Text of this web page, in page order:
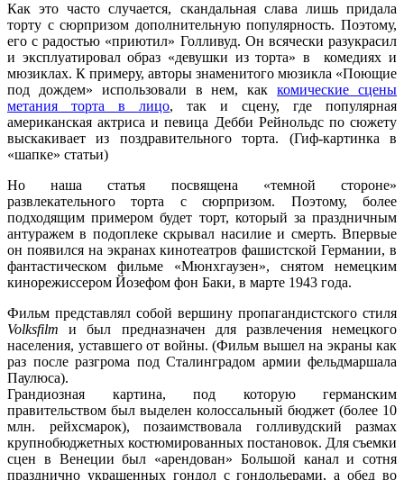
Как это часто случается, скандальная слава лишь придала
торту с сюрпризом дополнительную популярность. Поэтому,
его с радостью «приютил» Голливуд. Он всячески разукрасил
и эксплуатировал образ «девушки из торта» в комедиях и
мюзиклах. К примеру, авторы знаменитого мюзикла «Поющие
под дождем» использовали в нем, каккомические сцены
метания торта в лицо, так и сцену, где популярная
американская актриса и певица Дебби Рейнольдс по сюжету
выскакивает из поздравительного торта. (Гиф-картинка в
«шапке» статьи)
Но наша статья посвящена «темной стороне»
развлекательного торта с сюрпризом. Поэтому, более
подходящим примером будет торт, который за праздничным
антуражем в подоплеке скрывал насилие и смерть. Впервые
он появился на экранах кинотеатров фашистской Германии, в
фантастическом фильме «Мюнхгаузен», снятом немецким
кинорежиссером Йозефом фон Баки, в марте 1943 года.
Фильм представлял собой вершину пропагандистского стиля
Volksfilm и был предназначен для развлечения немецкого
населения, уставшего от войны. (Фильм вышел на экраны как
раз после разгрома под Сталинградом армии фельдмаршала
Паулюса).
Грандиозная картина, под которую германским
правительством был выделен колоссальный бюджет (более 10
млн. рейхсмарок), позаимствовала голливудский размах
крупнобюджетных костюмированных постановок. Для съемки
сцен в Венеции был «арендован» Большой канал и сотня
празднично украшенных гондол с гондольерами, а обед во